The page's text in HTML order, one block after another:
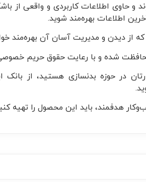
و حاوی اطلاعات کاربردی و واقعی از
اطلاعات بهره‌مند شوید.
در حوزه بدنسازی هستید، از بانک
هدفمند، باید این محصول را تهیه